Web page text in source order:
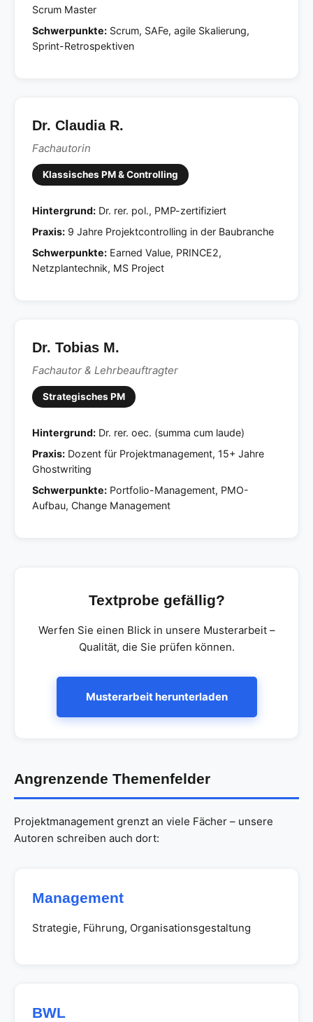
Scrum Master
Schwerpunkte: Scrum, SAFe, agile Skalierung,
Sprint-Retrospektiven
Dr. Claudia R.
Fachautorin
Klassisches PM & Controlling
Hintergrund: Dr. rer. pol., PMP-zertifiziert
Praxis: 9 Jahre Projektcontrolling in der Baubranche
Schwerpunkte: Earned Value, PRINCE2,
Netzplantechnik, MS Project
Dr. Tobias M.
Fachautor & Lehrbeauftragter
Strategisches PM
Hintergrund: Dr. rer. oec. (summa cum laude)
Praxis: Dozent für Projektmanagement, 15+ Jahre
Ghostwriting
Schwerpunkte: Portfolio-Management, PMO-
Aufbau, Change Management
Textprobe gefällig?
Werfen Sie einen Blick in unsere Musterarbeit –
Qualität, die Sie prüfen können.
Musterarbeit herunterladen
Angrenzende Themenfelder
Projektmanagement grenzt an viele Fächer – unsere
Autoren schreiben auch dort:
Management
Strategie, Führung, Organisationsgestaltung
BWL